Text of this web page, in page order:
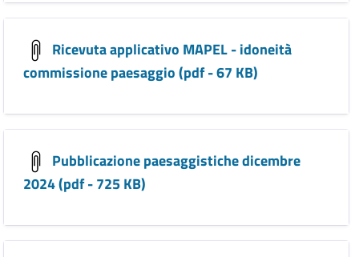
Ricevuta applicativo MAPEL - idoneità
commissione paesaggio (pdf - 67 KB)
Pubblicazione paesaggistiche dicembre
2024 (pdf - 725 KB)